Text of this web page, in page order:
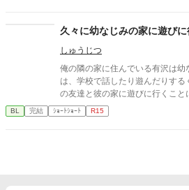
久々に幼なじみの家に遊び
しゅうじつ
俺の隣の家に住んでいる有沢は幼
は、学校で話したり遊んだりす
の友達と彼の家に遊びに行くこ
の家を懐かしんでいる中、いつの
幼なじみと2人きりに。 そこで俺
BL 完結 ｼｮｰﾄｼｮｰﾄ R15